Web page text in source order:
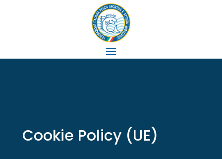
Cookie Policy (UE)